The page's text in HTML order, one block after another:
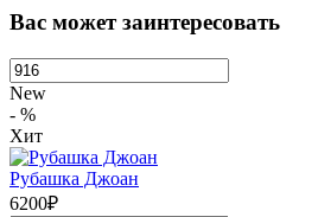
Вас может заинтересовать
New
- %
Хит
Рубашка Джоан
6200₽